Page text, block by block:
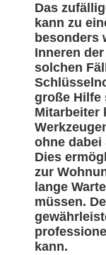
Das
kann zu
besonders
Inneren
solchen
große Hilfe
Mitarbeiter
ohne dabei
Dies
zur
lange
müssen.
kann.